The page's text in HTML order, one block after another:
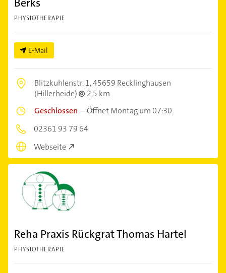
PHYSIOTHERAPIE
E-Mail
Blitzkuhlenstr. 1,45659 Recklinghausen
(Hillerheide)
2,5 km
Geschlossen –Öffnet Montag um 07:30
02361 93 79 64
Webseite
Reha Praxis Rückgrat Thomas Hartel
PHYSIOTHERAPIE